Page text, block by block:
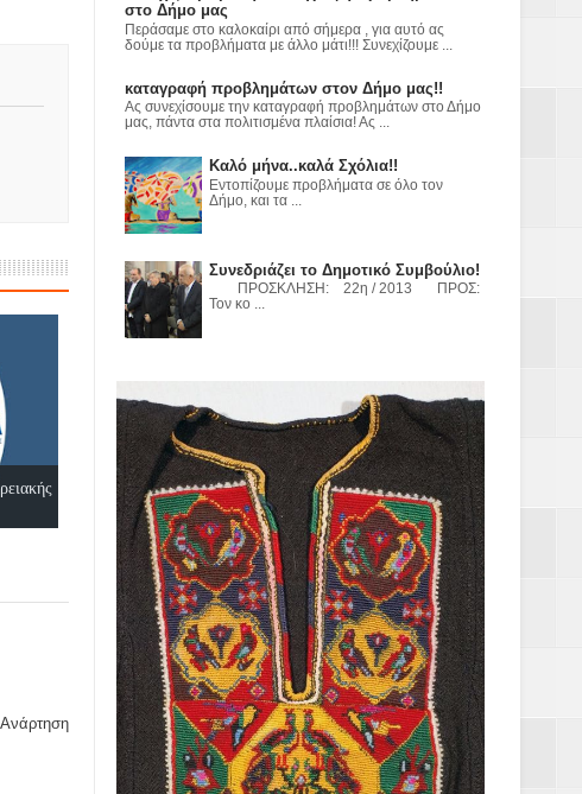
Ανάρτηση
στο Δήμο μας
Περάσαμε στο καλοκαίρι από σήμερα , για αυτό ας
δούμε τα προβλήματα με άλλο μάτι!!! Συνεχίζουμε ...
καταγραφή προβλημάτων στον Δήμο μας!!
Ας συνεχίσουμε την καταγραφή προβλημάτων στο Δήμο
μας, πάντα στα πολιτισμένα πλαίσια! Ας ...
Καλό μήνα..καλά Σχόλια!!
Εντοπίζουμε προβλήματα σε όλο τον
Δήμο, και τα ...
Συνεδριάζει το Δημοτικό Συμβούλιο!
ΠΡΟΣΚΛΗΣΗ: 22η / 2013 ΠΡΟΣ:
Τον κο ...